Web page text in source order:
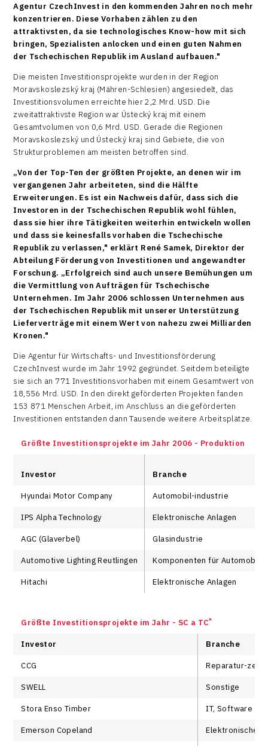
Agentur CzechInvest in den kommenden Jahren noch mehr
konzentrieren. Diese Vorhaben zählen zu den
attraktivsten, da sie technologisches Know-how mit sich
bringen, Spezialisten anlocken und einen guten Nahmen
der Tschechischen Republik im Ausland aufbauen."
Die meisten Investitionsprojekte wurden in der Region
Moravskoslezský kraj (Mähren-Schlesien) angesiedelt, das
Investitionsvolumen erreichte hier 2,2 Mrd. USD. Die
zweitattraktivste Region war Ústecký kraj mit einem
Gesamtvolumen von 0,6 Mrd. USD. Gerade die Regionen
Moravskoslezský und Ústecký kraj sind Gebiete, die von
Strukturproblemen am meisten betroffen sind.
„Von der Top-Ten der größten Projekte, an denen wir im
vergangenen Jahr arbeiteten, sind die Hälfte
Erweiterungen. Es ist ein Nachweis dafür, dass sich die
Investoren in der Tschechischen Republik wohl fühlen,
dass sie hier ihre Tätigkeiten weiterhin entwickeln wollen
und dass sie keinesfalls vorhaben die Tschechische
Republik zu verlassen," erklärt René Samek, Direktor der
Abteilung Förderung von Investitionen und angewandter
Forschung. „Erfolgreich sind auch unsere Bemühungen um
die Vermittlung von Aufträgen für Tschechische
Unternehmen. Im Jahr 2006 schlossen Unternehmen aus
der Tschechischen Republik mit unserer Unterstützung
Lieferverträge mit einem Wert von nahezu zwei Milliarden
Kronen."
Die Agentur für Wirtschafts- und Investitionsförderung
CzechInvest wurde im Jahr 1992 gegründet. Seitdem beteiligte
sie sich an 771 Investitionsvorhaben mit einem Gesamtwert von
18,556 Mrd. USD. In den direkt geförderten Projekten fanden
153 871 Menschen Arbeit, im Anschluss an die geförderten
Investitionen entstanden dann Tausende weitere Arbeitsplätze.
Größte Investitionsprojekte im Jahr 2006 - Produktion
Investor Branche
Hyundai Motor Company Automobil-industrie
IPS Alpha Technology Elektronische Anlagen
AGC (Glaverbel) Glasindustrie
Automotive Lighting Reutlingen Komponenten für Automobil-
Hitachi Elektronische Anlagen
Größte Investitionsprojekte im Jahr - SC a TC*
Investor Branche
CCG Reparatur-
SWELL Sonstige
Stora Enso Timber IT, Software
Emerson Copeland Elektronische